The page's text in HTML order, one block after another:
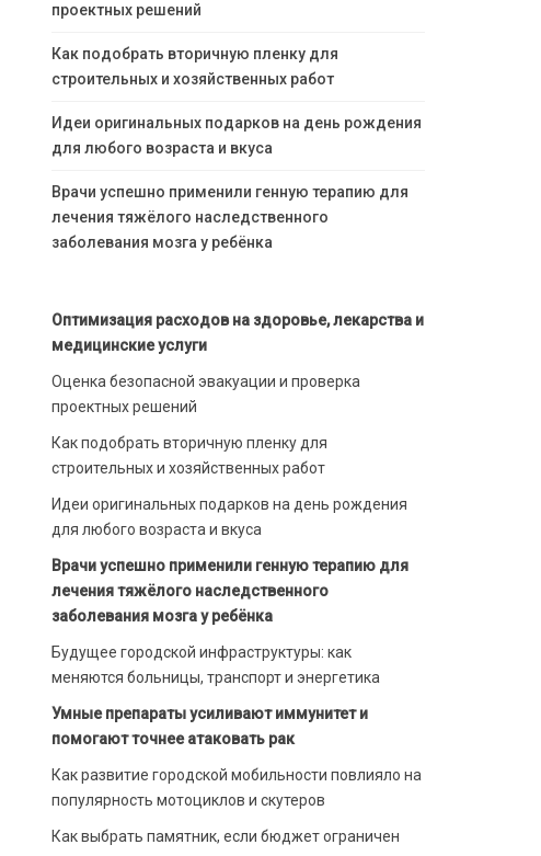
проектных решений
Как подобрать вторичную пленку для
строительных и хозяйственных работ
Идеи оригинальных подарков на день рождения
для любого возраста и вкуса
Врачи успешно применили генную терапию для
лечения тяжёлого наследственного
заболевания мозга у ребёнка
Оптимизация расходов на здоровье, лекарства и
медицинские услуги
Оценка безопасной эвакуации и проверка
проектных решений
Как подобрать вторичную пленку для
строительных и хозяйственных работ
Идеи оригинальных подарков на день рождения
для любого возраста и вкуса
Врачи успешно применили генную терапию для
лечения тяжёлого наследственного
заболевания мозга у ребёнка
Будущее городской инфраструктуры: как
меняются больницы, транспорт и энергетика
Умные препараты усиливают иммунитет и
помогают точнее атаковать рак
Как развитие городской мобильности повлияло на
популярность мотоциклов и скутеров
Как выбрать памятник, если бюджет ограничен